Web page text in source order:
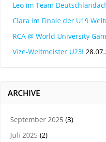
Leo im Team
Clara im Finale der U19
RCA @ World University
Vize-Weltmeister U23!
ARCHIVE
September 2025 (3)
Juli 2025 (2)